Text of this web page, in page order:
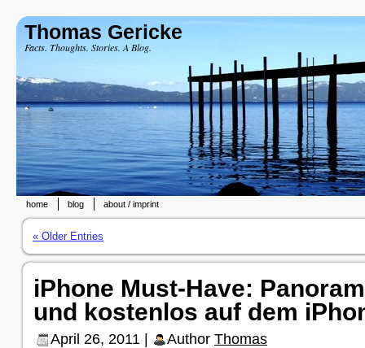
Thomas Gericke
Facts. Thoughts. Stories. A Blog.
home blog about / imprint
« Older Entries
iPhone Must-Have:
und kostenlos auf dem
April 26, 2011 | Author Thomas